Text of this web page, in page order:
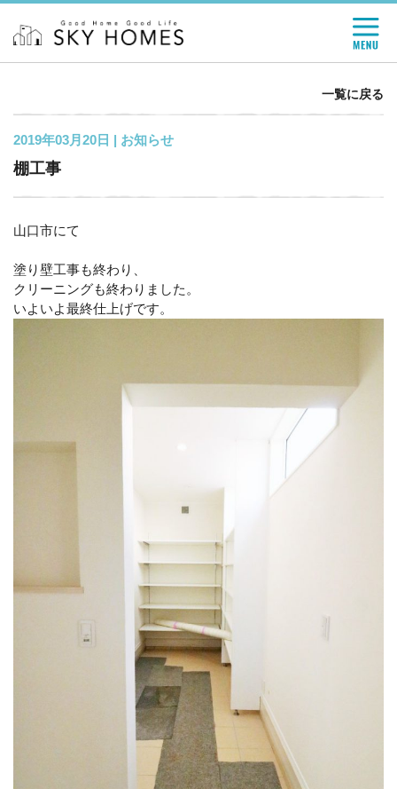
一覧に戻る
2019年03月20日 | お知らせ
棚工事
山口市にて
塗り壁工事も終わり、
クリーニングも終わりました。
いよいよ最終仕上げです。